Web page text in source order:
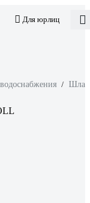
Для юрлиц
/